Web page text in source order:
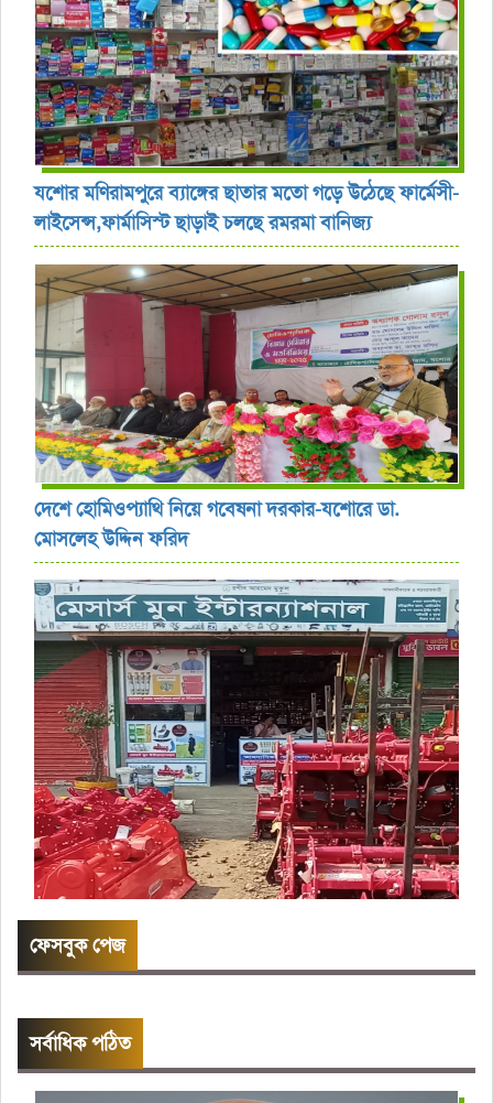
যশোর ‎মণিরামপুরে ব্যাঙ্গের ছাতার মতো গড়ে উঠেছে ফার্মেসী-
লাইসেন্স,ফার্মাসিস্ট ছাড়াই চলছে রমরমা বানিজ্য ‎
দেশে হোমিওপ্যাথি নিয়ে গবেষনা দরকার-যশোরে ডা.
মোসলেহ উদ্দিন ফরিদ
ফেসবুক পেজ
সর্বাধিক পঠিত